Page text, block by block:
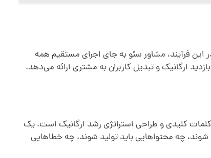
فرآیند، مشاور سئو به جای اجرای مستقیم همه
ارگانیک و تبدیل کاربران به مشتری ارائه می‌دهد.
کلیدی و طراحی استراتژی رشد ارگانیک است. یک
چه محتواهایی باید تولید شوند، چه خطاهایی